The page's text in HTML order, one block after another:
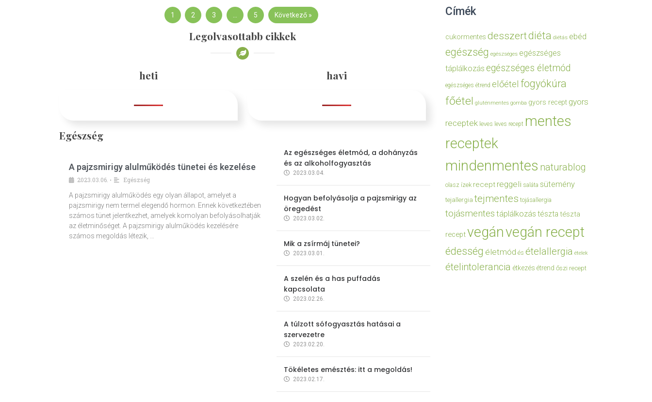
1 2 3 5 Következő »
Legolvasottabb cikkek
heti havi
Egészség
A pajzsmirigy alulműködés tünetei és kezelése
2023.03.06. •
Egészség
A pajzsmirigy alulműködés egy olyan állapot, amelyet a
pajzsmirigy nem termel elegendő hormon. Ennek következtében
számos tünet jelentkezhet, amelyek komolyan befolyásolhatják
az életminőséget. A pajzsmirigy alulműködés kezelésére
számos megoldás létezik, …
Az egészséges életmód, a dohányzás
és az alkoholfogyasztás
2023.03.04.
Hogyan befolyásolja a pajzsmirigy az
öregedést
2023.03.02.
Mik a zsírmáj tünetei?
2023.03.01.
A szelén és a has puffadás
kapcsolata
2023.02.26.
A túlzott sófogyasztás hatásai a
szervezetre
2023.02.20.
Tökéletes emésztés: itt a megoldás!
2023.02.17.
Címék
cukormentes desszertdiéta diétás ebéd
egészség egészséges egészséges
táplálkozás egészséges életmód
egészséges étrend előétel fogyókúra
főétel gluténmentes gomba gyors recept gyors
receptek leves leves recept mentes
receptek
mindenmentes naturablog
olasz ízek recept reggeli saláta sütemény
tejallergia tejmentes tojásallergia
tojásmentes táplálkozás tészta tészta
receptvegánvegán recept
édesség életmód és ételallergia ételek
ételintolerancia étkezés étrend őszi recept